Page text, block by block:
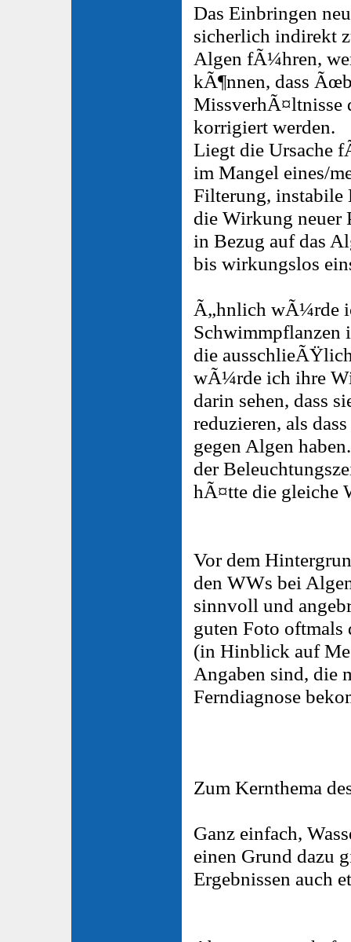
Das Einbringen
sicherlich indirekt
Algen fÃ¼hren,
kÃ¶nnen, dass
MissverhÃ¤ltnisse
korrigiert werden.
Liegt die Ursache
im Mangel eines/
Filterung,
die Wirkung neuer
in Bezug auf das
bis wirkungslos
Ã„hnlich wÃ¼rde
Schwimmpflanzen
die
wÃ¼rde ich ihre
darin sehen, dass
reduzieren, als
gegen Algen
der
hÃ¤tte die gleiche
Vor dem
den WWs bei
sinnvoll und
guten Foto
(in Hinblick auf
Angaben sind, die
Ferndiagnose
Zum Kernthema
Ganz einfach,
einen Grund dazu
Ergebnissen auch